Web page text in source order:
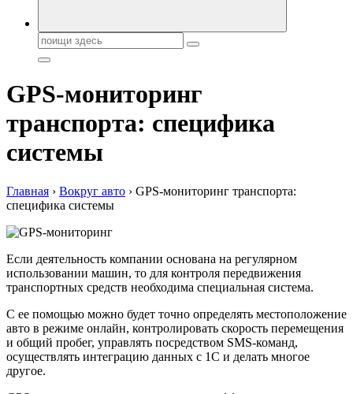
Поиск:
GPS-мониторинг
транспорта: специфика
системы
Главная › Вокруг авто › GPS-мониторинг транспорта:
специфика системы
Если деятельность компании основана на регулярном
использовании машин, то для контроля передвижения
транспортных средств необходима специальная система.
С ее помощью можно будет точно определять местоположение
авто в режиме онлайн, контролировать скорость перемещения
и общий пробег, управлять посредством SMS-команд,
осуществлять интеграцию данных с 1С и делать многое
другое.